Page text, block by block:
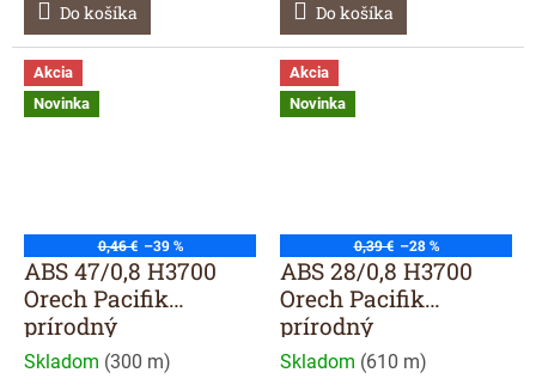
Do košíka Do košíka
Akcia
Novinka
0,46 € –39 %
ABS 47/0,8 H3700
Orech Pacifik
prírodný
Skladom (300 m)
Akcia
Novinka
0,39 € –28 %
ABS 28/0,8 H3700
Orech Pacifik
prírodný
Skladom (610 m)